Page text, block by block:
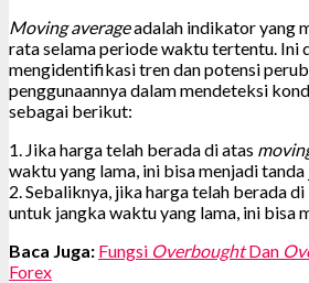
Moving averageadalah indikator yang
rata selama periode waktu tertentu. Ini
mengidentifikasi tren dan potensi
penggunaannya dalam mendeteksi
sebagai berikut:
1. Jika harga telah berada di atas
waktu yang lama, ini bisa menjadi tanda
2. Sebaliknya, jika harga telah berada
untuk jangka waktu yang lama, ini bisa
Baca Juga: Fungsi OverboughtDan
Forex